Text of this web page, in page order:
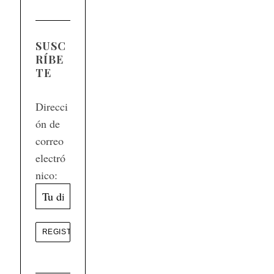
SUSC
RÍBE
TE
Direcci
ón de
correo
electró
nico: